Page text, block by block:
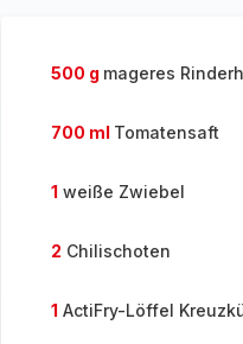
500 g mageres
700 ml Tomatensaft
1 weiße Zwiebel
2 Chilischoten
1 ActiFry-Löffel